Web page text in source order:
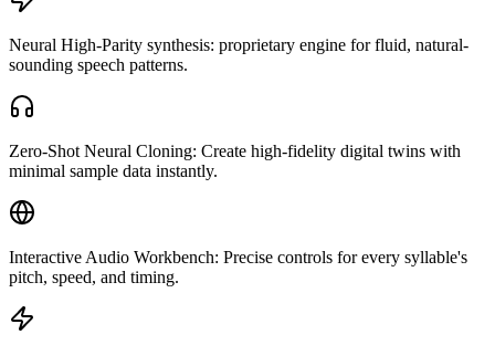
Neural High-Parity synthesis: proprietary engine for fluid, natural-
sounding speech patterns.
Zero-Shot Neural Cloning: Create high-fidelity digital twins with
minimal sample data instantly.
Interactive Audio Workbench: Precise controls for every syllable's
pitch, speed, and timing.